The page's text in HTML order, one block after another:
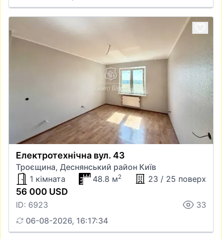
Електротехнічна вул. 43
Троєщина, Деснянський район Київ
1 кімната
48.8 м2 23 / 25 поверх
56 000 USD
ID: 6923
33
06-08-2026, 16:17:34